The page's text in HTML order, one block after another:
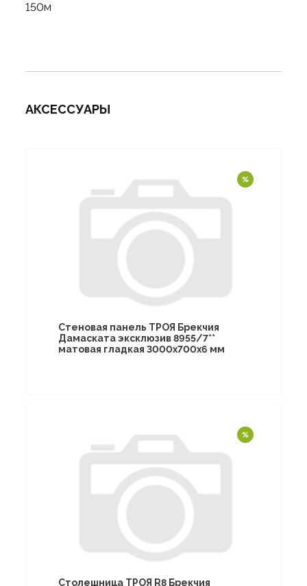
150м
АКСЕССУАРЫ
Стеновая панель ТРОЯ Брекчия
Дамаската эксклюзив 8955/7**
матовая гладкая 3000х700х6 мм
Столешница ТРОЯ R8 Брекчия